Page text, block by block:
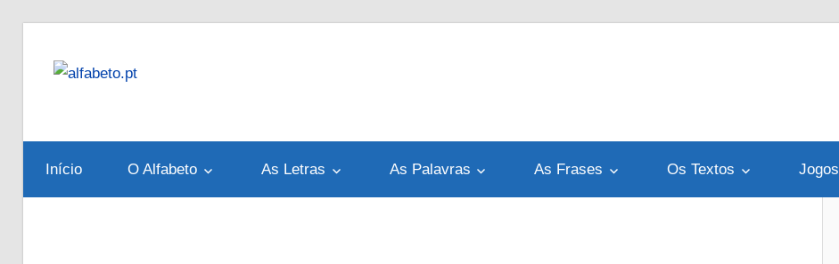
o
Alfabeto
Português
Início O Alfabeto As Letras As Palavras As Frases Os Textos Jogos